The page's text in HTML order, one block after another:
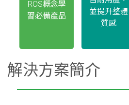
ROS概念學
習必備產品
並提升整體
質感
解決方案簡介